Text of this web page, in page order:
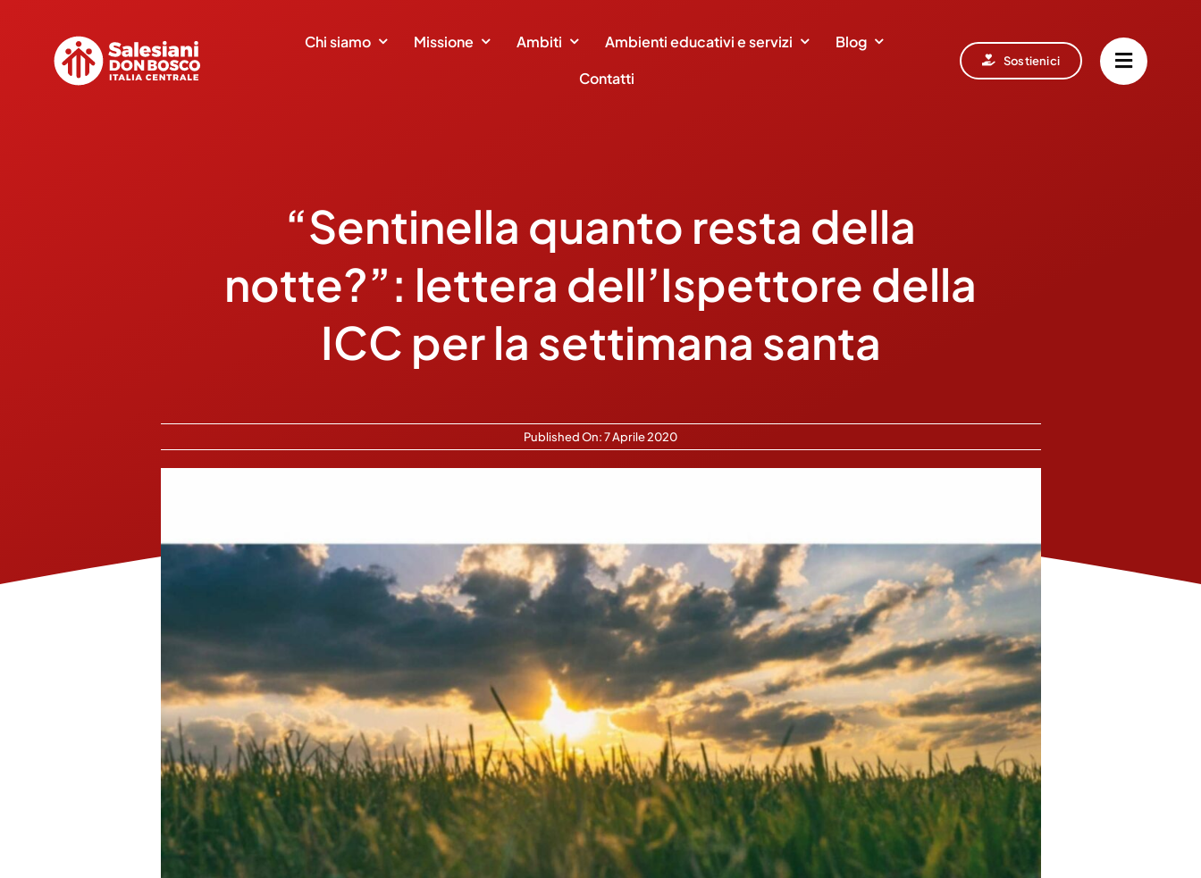
contenuto
Chi siamo Missione Ambiti Ambienti educativi e servizi
Blog
Contatti
Sostienici
“Sentinella quanto resta della
notte?”: lettera dell’Ispettore della
ICC per la settimana santa
Published On: 7 Aprile 2020